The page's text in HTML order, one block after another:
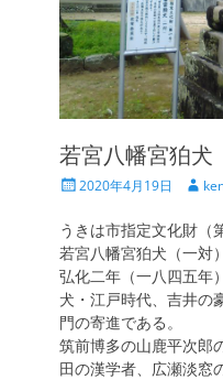
若宮八幡宮狛犬
投
日
2020年4月19日
投
者
うきは市指定文化財（
若宮八幡宮狛犬（一対）
弘化二年（一八四五年
犬・江戸時代、吉井の
門の寄進である。
筑前博多の山鹿平次郎
田の漢学者、広瀬淡窓